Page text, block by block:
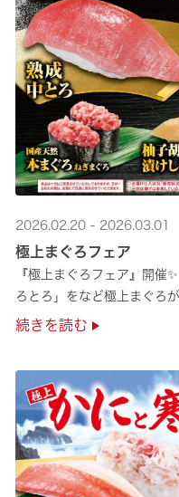
2026.02.20 - 2026.03.01
極上まぐろフェア
『極上まぐろフェア』開催
ろとろ」をなど極上まぐろ
続きを読む